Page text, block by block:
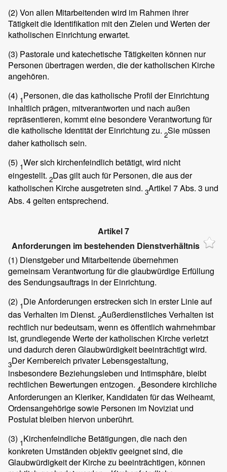
(2) Von allen Mitarbeitenden wird im Rahmen ihrer
Tätigkeit die Identifikation mit den Zielen und Werten der
katholischen Einrichtung erwartet.
(3) Pastorale und katechetische Tätigkeiten können nur
Personen übertragen werden, die der katholischen Kirche
angehören.
(4) 1Personen, die das katholische Profil der Einrichtung
inhaltlich prägen, mitverantworten und nach außen
repräsentieren, kommt eine besondere Verantwortung für
die katholische Identität der Einrichtung zu. 2Sie müssen
daher katholisch sein.
(5) 1Wer sich kirchenfeindlich betätigt, wird nicht
eingestellt. 2Das gilt auch für Personen, die aus der
katholischen Kirche ausgetreten sind. 3Artikel 7 Abs. 3 und
Abs. 4 gelten entsprechend.
Artikel 7
Anforderungen im bestehenden Dienstverhältnis
(1) Dienstgeber und Mitarbeitende übernehmen
gemeinsam Verantwortung für die glaubwürdige Erfüllung
des Sendungsauftrags in der Einrichtung.
(2) 1Die Anforderungen erstrecken sich in erster Linie auf
das Verhalten im Dienst. 2Außerdienstliches Verhalten ist
rechtlich nur bedeutsam, wenn es öffentlich wahrnehmbar
ist, grundlegende Werte der katholischen Kirche verletzt
und dadurch deren Glaubwürdigkeit beeinträchtigt wird.
3Der Kernbereich privater Lebensgestaltung,
insbesondere Beziehungsleben und Intimsphäre, bleibt
rechtlichen Bewertungen entzogen. 4Besondere kirchliche
Anforderungen an Kleriker, Kandidaten für das Weiheamt,
Ordensangehörige sowie Personen im Noviziat und
Postulat bleiben hiervon unberührt.
(3) 1Kirchenfeindliche Betätigungen, die nach den
konkreten Umständen objektiv geeignet sind, die
Glaubwürdigkeit der Kirche zu beeinträchtigen, können